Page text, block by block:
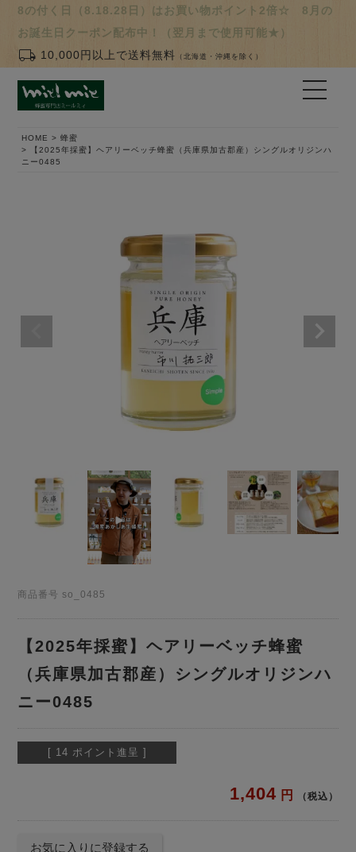
8の付く日（8.18.28日）はお買い物ポイント2倍☆ 8月の
お誕生日クーポン配布中！（翌月まで使用可能★）
local_shipping 10,000円以上で送料無料 （北海道・沖縄を除く）
HOME
蜂蜜
【2025年採蜜】ヘアリーベッチ蜂蜜（兵庫県加古郡産）シングルオリジンハ
ニー0485
商品番号 so_0485
【2025年採蜜】ヘアリーベッチ蜂蜜
（兵庫県加古郡産）シングルオリジンハ
ニー0485
[ 14 ポイント進呈 ]
1,404 税込
お気に入りに登録する